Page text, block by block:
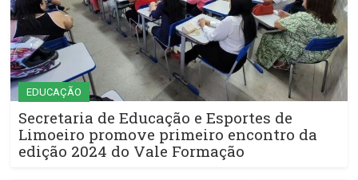
EDUCAÇÃO
Secretaria de Educação e Esportes de
Limoeiro promove primeiro encontro da
edição 2024 do Vale Formação